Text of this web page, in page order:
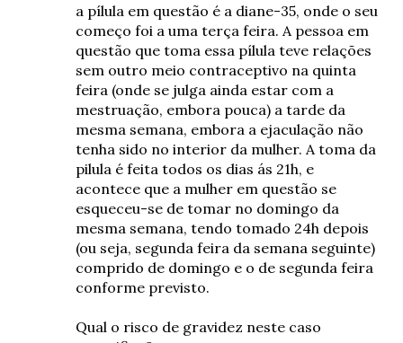
a pílula em questão é a diane-35, onde o seu
começo foi a uma terça feira. A pessoa em
questão que toma essa pílula teve relações
sem outro meio contraceptivo na quinta
feira (onde se julga ainda estar com a
mestruação, embora pouca) a tarde da
mesma semana, embora a ejaculação não
tenha sido no interior da mulher. A toma da
pilula é feita todos os dias ás 21h, e
acontece que a mulher em questão se
esqueceu-se de tomar no domingo da
mesma semana, tendo tomado 24h depois
(ou seja, segunda feira da semana seguinte)
comprido de domingo e o de segunda feira
conforme previsto.
Qual o risco de gravidez neste caso